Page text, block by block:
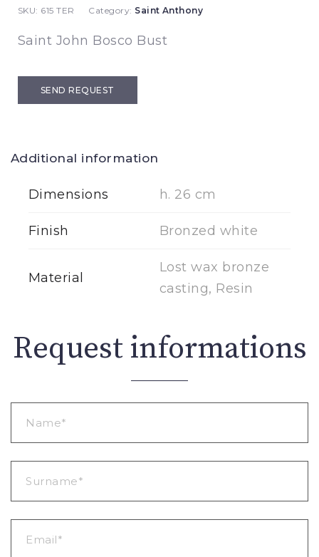
SKU: 615 TER Category: Saint Anthony
Saint John Bosco Bust
SEND REQUEST
Additional information
Dimensions h. 26 cm
Finish Bronzed white
Material
Lost wax bronze
casting, Resin
Request informations